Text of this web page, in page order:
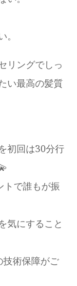
リングでしっ
い最高の髪質
初回は30分行
トで誰もが振
気にすること
技術保障がご